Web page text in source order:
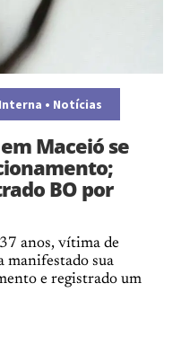
Interna • Notícias
Maceió se
BO por
anos, vítima de
manifestado sua
e registrado um